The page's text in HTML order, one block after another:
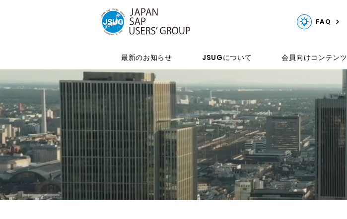
FAQ
最新のお知らせ JSUGについて 会員向けコンテンツ
2020導入事例